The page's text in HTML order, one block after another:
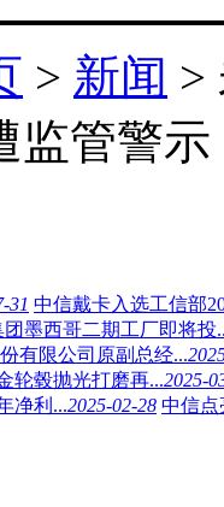
> 新闻 >
监管警示
31 中信戴卡入选工信部
团墨西哥二期工厂即将投
有限公司原副总经...
轮毂抛光打磨再...2025-
净利...2025-02-28 中信点